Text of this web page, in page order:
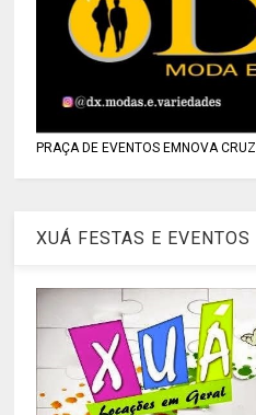
PRAÇA DE EVENTOS EMNOVA CRUZ
XUÁ FESTAS E EVENTOS